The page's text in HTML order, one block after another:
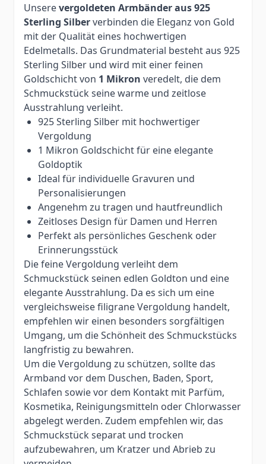
Unserevergoldeten Armbänder aus 925
Sterling Silberverbinden die Eleganz von Gold
mit der Qualität eines hochwertigen
Edelmetalls. Das Grundmaterial besteht aus 925
Sterling Silber und wird mit einer feinen
Goldschicht von 1 Mikron veredelt, die dem
Schmuckstück seine warme und zeitlose
Ausstrahlung verleiht.
925 Sterling Silber mit hochwertiger
Vergoldung
1 Mikron Goldschicht für eine elegante
Goldoptik
Ideal für individuelle Gravuren und
Personalisierungen
Angenehm zu tragen und hautfreundlich
Zeitloses Design für Damen und Herren
Perfekt als persönliches Geschenk oder
Erinnerungsstück
Die feine Vergoldung verleiht dem
Schmuckstück seinen edlen Goldton und eine
elegante Ausstrahlung. Da es sich um eine
vergleichsweise filigrane Vergoldung handelt,
empfehlen wir einen besonders sorgfältigen
Umgang, um die Schönheit des Schmuckstücks
langfristig zu bewahren.
Um die Vergoldung zu schützen, sollte das
Armband vor dem Duschen, Baden, Sport,
Schlafen sowie vor dem Kontakt mit Parfüm,
Kosmetika, Reinigungsmitteln oder Chlorwasser
abgelegt werden. Zudem empfehlen wir, das
Schmuckstück separat und trocken
aufzubewahren, um Kratzer und Abrieb zu